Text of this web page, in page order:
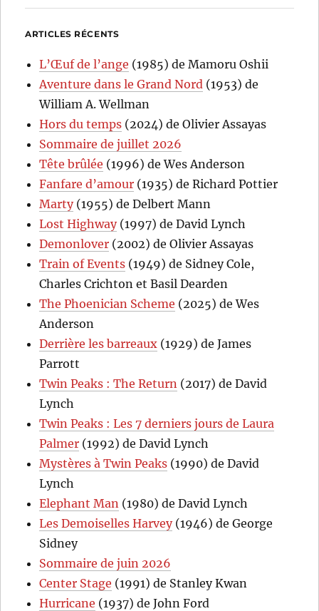
ARTICLES RÉCENTS
L’Œuf de l’ange (1985) de Mamoru Oshii
Aventure dans le Grand Nord (1953) de
William A. Wellman
Hors du temps (2024) de Olivier Assayas
Sommaire de juillet 2026
Tête brûlée (1996) de Wes Anderson
Fanfare d’amour (1935) de Richard Pottier
Marty(1955) de Delbert Mann
Lost Highway(1997) de David Lynch
Demonlover (2002) de Olivier Assayas
Train of Events (1949) de Sidney Cole,
Charles Crichton et Basil Dearden
The Phoenician Scheme (2025) de Wes
Anderson
Derrière les barreaux (1929) de James
Parrott
Twin Peaks : The Return (2017) de David
Lynch
Twin Peaks : Les 7 derniers jours de Laura
Palmer (1992) de David Lynch
Mystères à Twin Peaks (1990) de David
Lynch
Elephant Man (1980) de David Lynch
Les Demoiselles Harvey(1946) de George
Sidney
Sommaire de juin 2026
Center Stage (1991) de Stanley Kwan
Hurricane (1937) de John Ford